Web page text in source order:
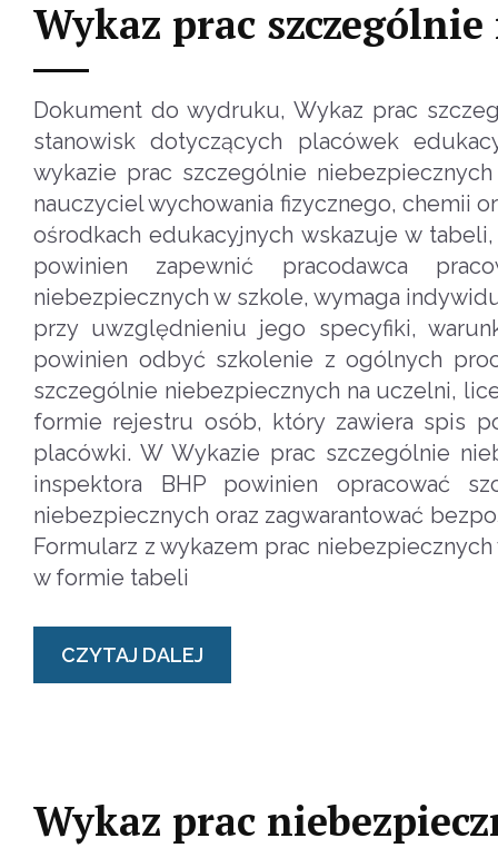
Wykaz prac
Dokument do wydruku, Wykaz prac
stanowisk dotyczących placówek
wykazie prac szczególnie
nauczyciel wychowania fizycznego, chemii
ośrodkach edukacyjnych wskazuje w
powinien zapewnić pracodawca
niebezpiecznych w szkole, wymaga
przy uwzględnieniu jego specyfiki,
powinien odbyć szkolenie z ogólnych
szczególnie niebezpiecznych na uczelni,
formie rejestru osób, który zawiera spis
placówki. W Wykazie prac szczególnie
inspektora BHP powinien opracować
niebezpiecznych oraz zagwarantować
Formularz z wykazem prac
w formie tabeli
CZYTAJ DALEJ
Wykaz prac